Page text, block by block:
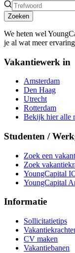
Zoeken
We heten wel
je al wat meer
Vakantiewerk in
Amsterdam
Den Haag
Utrecht
Rotterdam
Bekijk hier alle
Studenten /
Zoek een
Zoek
YoungCapital
YoungCapital
Informatie
Sollicitatietips
CV maken
Vakantiebanen